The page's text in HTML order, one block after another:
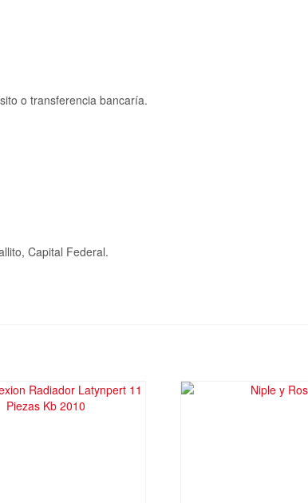
o transferencia bancaría.
Capital Federal.